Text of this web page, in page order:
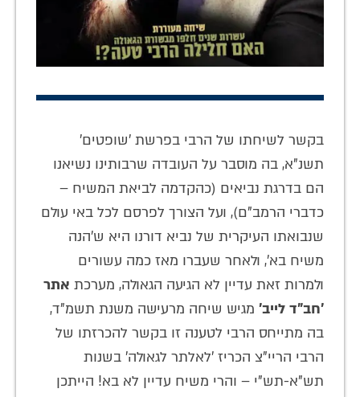
בקשר לשיחתו של הרבי בפרשת 'שופטים'
תשנ"א, בה מוסבר על העובדה שרבותינו נשיאנו
הם בדרגת נביאים (כהקדמה לביאת המשיח –
כדברי הרמב"ם), ועל הצורך לפרסם לכל באי עולם
שנבואתו העיקרית של נביא דורנו היא ש'הנה
משיח בא', ולאחר שעברו מאז כמה עשורים
ולמרות זאת עדיין לא הגיעה הגאולה, מערכת אתר
'חב"ד לייב' מגיש שיחה מרעישה משנת תשמ"ד,
בה מתייחס הרבי לטענה זו בקשר להכרזתו של
הרבי הריי"צ הכריז 'לאלתר לגאולה' בשנות
תש"א-תש"י – והרי משיח עדיין לא בא! הייתכן